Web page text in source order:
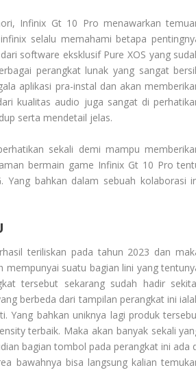
Infinix Gt 10 Pro menawarkan
selalu memahami betapa
software eksklusif Pure XOS yang
perangkat lunak yang sangat
aplikasi pra-instal dan akan
kualitas audio juga sangat di
serta mendetail jelas.
sekali demi mampu
bermain game Infinix Gt 10 Pro
bahkan dalam sebuah kolaborasi
teriliskan pada tahun 2023 dan
mempunyai suatu bagian lini yang
tersebut sekarang sudah hadir
berbeda dari tampilan perangkat ini
Yang bahkan uniknya lagi produk
terbaik. Maka akan banyak sekali
bagian tombol pada perangkat ini ada
bawahnya bisa langsung kalian